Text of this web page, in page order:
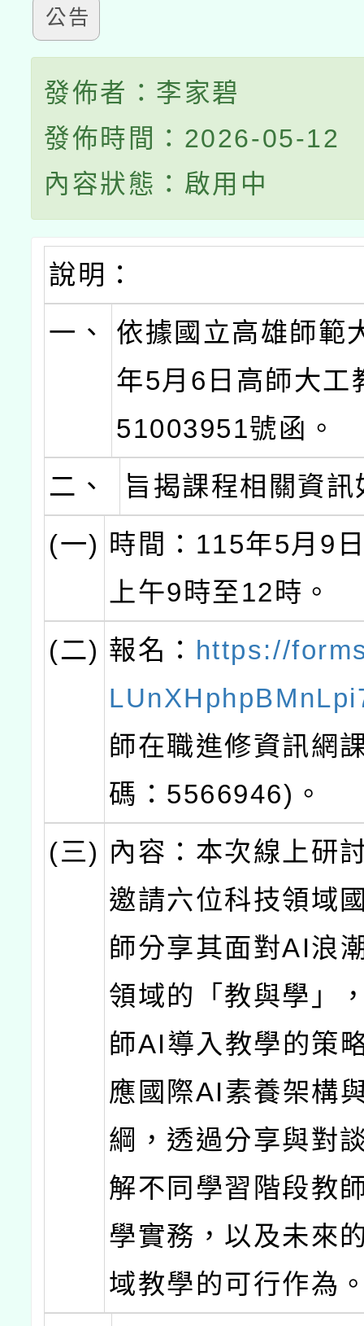
公告
發佈者：李家碧
發佈時間：2026-05-12
內容狀態：啟用中
說明：
一、
依據國立高雄師範
年5月6日高師大工
51003951號函。
二、
旨揭課程相關資訊
(一) 時間：115年5月9
上午9時至12時。
(二) 報名： https://
師在職進修資訊網
碼：5566946)。
(三) 內容：本次線上研
邀請六位科技領域
師分享其面對AI浪
領域的「教與學」
師AI導入教學的策
應國際AI素養架構
綱，透過分享與對
解不同學習階段教
學實務，以及未來
域教學的可行作為